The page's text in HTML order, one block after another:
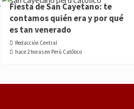
Fiesta de San Cayetano: te
contamos quién era y por qué
es tan venerado
Redacción Central
hace 2 horas en Perú Católico